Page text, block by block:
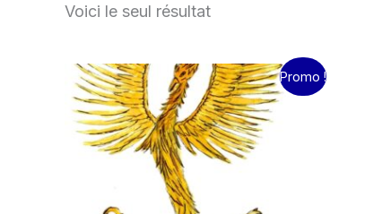
Voici le seul résultat
Promo !
Le
prix
initial
était :
15.00€.
Le
prix
actuel
est :
10.00€.